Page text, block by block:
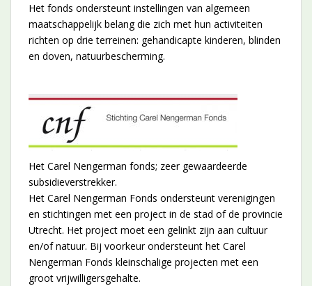
Het fonds ondersteunt instellingen van algemeen
maatschappelijk belang die zich met hun activiteiten
richten op drie terreinen: gehandicapte kinderen, blinden
en doven, natuurbescherming.
Het Carel Nengerman fonds; zeer gewaardeerde
subsidieverstrekker.
Het Carel Nengerman Fonds ondersteunt verenigingen
en stichtingen met een project in de stad of de provincie
Utrecht. Het project moet een gelinkt zijn aan cultuur
en/of natuur. Bij voorkeur ondersteunt het Carel
Nengerman Fonds kleinschalige projecten met een
groot vrijwilligersgehalte.